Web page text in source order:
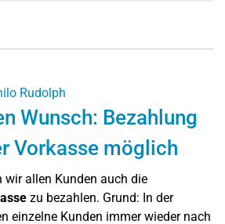
Rudolph
Wunsch: Bezahlung
Vorkasse möglich
allen Kunden auch die
zu bezahlen. Grund: In der
einzelne Kunden immer wieder nach